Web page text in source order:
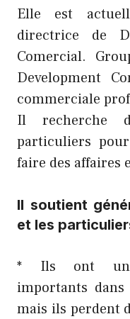
Elle est
directrice de
Comercial.
Development
commerciale
Il recherche
particuliers
faire des affaires
Il soutient
et les
* Ils ont un
importants
mais ils perdent